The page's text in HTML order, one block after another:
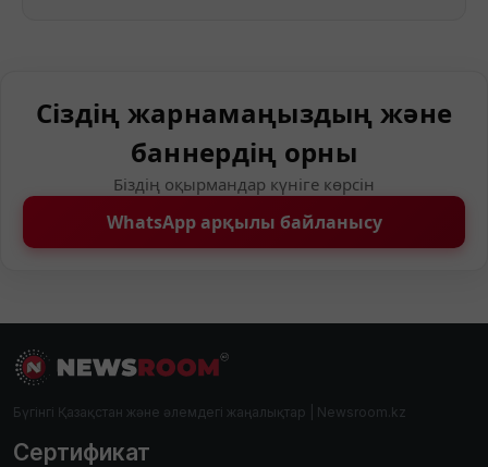
Сіздің жарнамаңыздың және
баннердің орны
Біздің оқырмандар күніге көрсін
WhatsApp арқылы байланысу
Бүгінгі Қазақстан және әлемдегі жаңалықтар | Newsroom.kz
Сертификат